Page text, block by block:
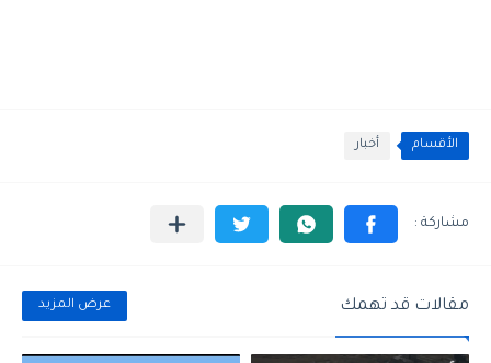
الأقسام أخبار
مقالات قد تهمك عرض المزيد